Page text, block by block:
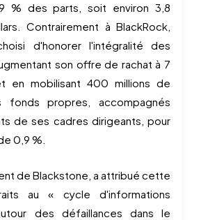
% des parts, soit environ 3,8
Contrairement à BlackRock,
d'honorer l'intégralité des
son offre de rachat à 7
en mobilisant 400 millions de
fonds propres, accompagnés
de ses cadres dirigeants, pour
0,9 %.
de Blackstone, a attribué cette
au « cycle d'informations
des défaillances dans le